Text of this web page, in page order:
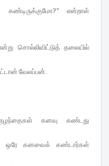
என்றாள்
சொல்லிவிட்டுத் தலையில்
வேலப்பன்.
கனவு கண்டது
ஒரே கனவைக் கண்டார்கள்